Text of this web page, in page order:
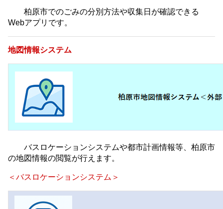
柏原市でのごみの分別方法や収集日が確認できる
Webアプリです。
地図情報システム
バスロケーションシステムや都市計画情報等、柏原市
の地図情報の閲覧が行えます。
＜バスロケーションシステム＞